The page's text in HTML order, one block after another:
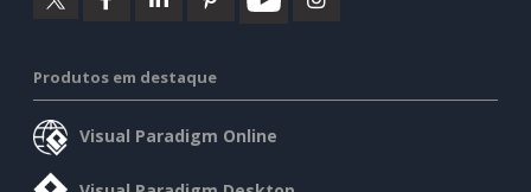
Produtos em destaque
Visual Paradigm Online